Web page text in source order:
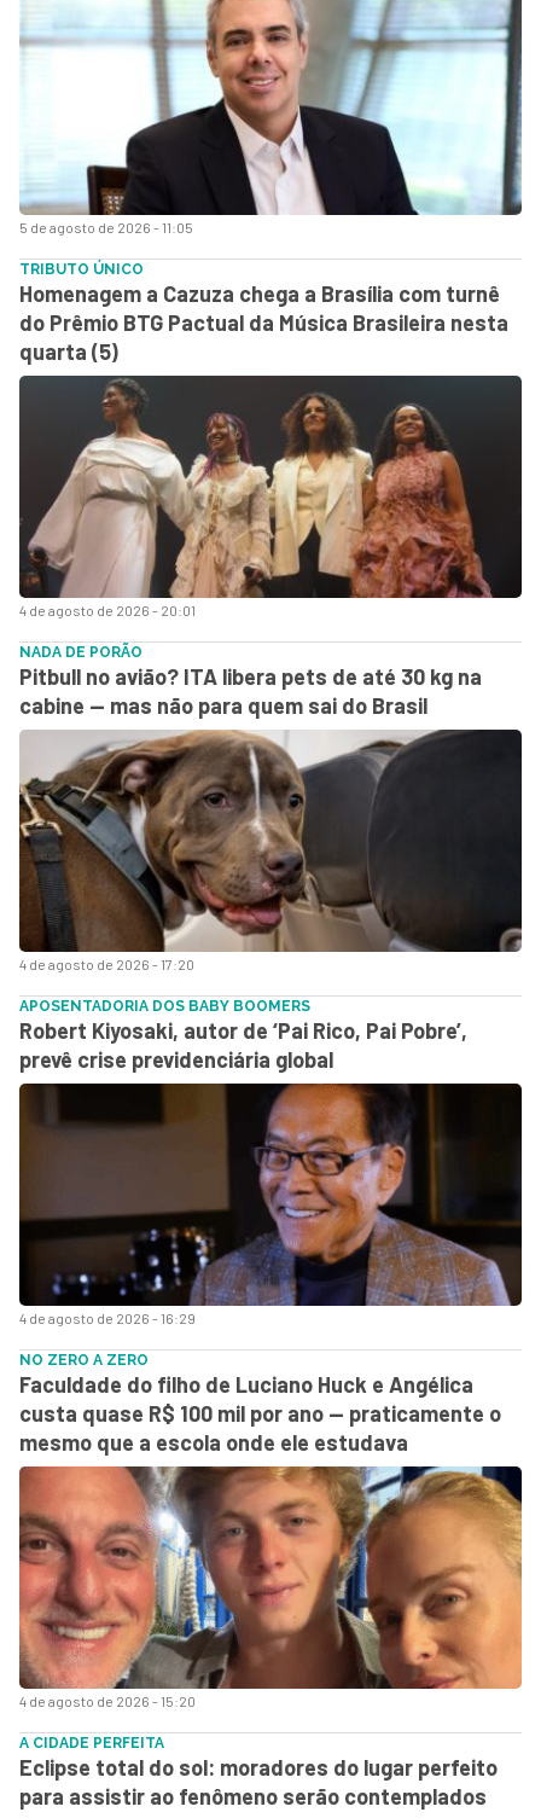
5 de agosto de 2026 - 11:05
4 de agosto de 2026 - 20:01
TRIBUTO ÚNICO
Homenagem a Cazuza chega a Brasília com turnê
do Prêmio BTG Pactual da Música Brasileira nesta
quarta (5)
4 de agosto de 2026 - 17:20
NADA DE PORÃO
Pitbull no avião? ITA libera pets de até 30 kg na
cabine — mas não para quem sai do Brasil
4 de agosto de 2026 - 16:29
APOSENTADORIA DOS BABY BOOMERS
Robert Kiyosaki, autor de ‘Pai Rico, Pai Pobre’,
prevê crise previdenciária global
4 de agosto de 2026 - 15:20
NO ZERO A ZERO
Faculdade do filho de Luciano Huck e Angélica
custa quase R$ 100 mil por ano — praticamente o
mesmo que a escola onde ele estudava
A CIDADE PERFEITA
Eclipse total do sol: moradores do lugar perfeito
para assistir ao fenômeno serão contemplados